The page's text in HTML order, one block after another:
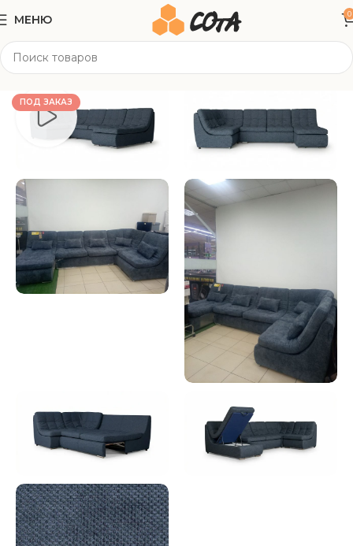
МЕНЮ 0
Мягкая мебель
ПОД ЗАКАЗ